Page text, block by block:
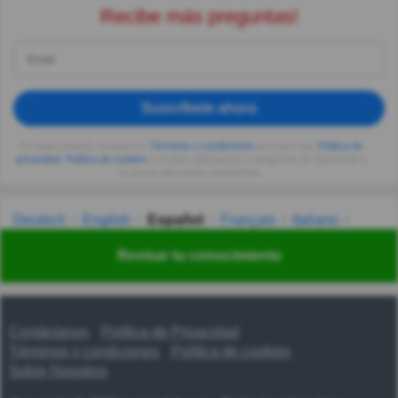
Revisar tu conocimiento
Recibe más preguntas!
Suscríbete ahora
privacidad
Deutsch English Español Français
Italiano
Українська हिन्दी 한국어 汉语
Contáctanos
Política de Privacidad
Términos y condiciones